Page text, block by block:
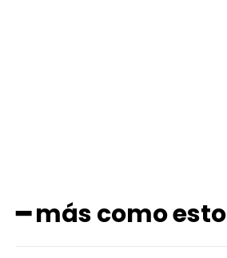
━ más como esto